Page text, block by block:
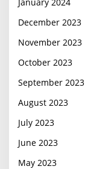
December 2023
November 2023
October 2023
September 2023
August 2023
July 2023
June 2023
May 2023